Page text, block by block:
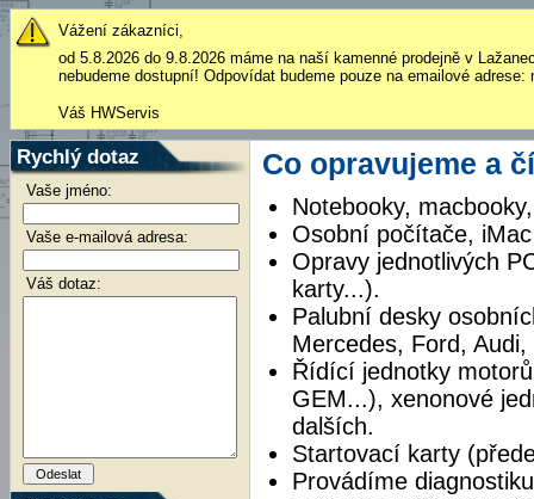
Vážení zákazníci,
od 5.8.2026 do 9.8.2026 máme na naší kamenné prodejně v
nebudeme dostupní! Odpovídat budeme pouze na emailové
Váš HWServis
Rychlý dotaz
Vaše jméno:
Vaše e-mailová adresa:
Váš dotaz:
Co opravujeme a
Notebooky,
Osobní počítače,
Opravy jednotlivých
karty...).
Palubní desky
Mercedes, Ford, Audi,
Řídící jednotky
GEM...), xenonové
dalších.
Startovací karty
Provádíme